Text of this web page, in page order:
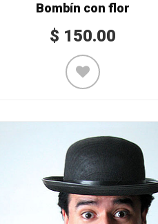
Bombín con flor
$ 150.00